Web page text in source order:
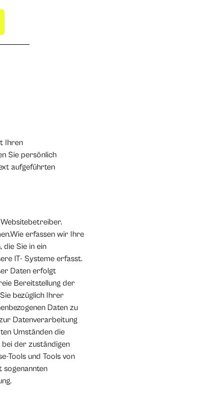
Ihren
Sie persönlich
aufgeführten
erfassen wir Ihre
die Sie in ein
IT- Systeme erfasst.
Daten erfolgt
Bereitstellung der
bezüglich Ihrer
Daten zu
Datenverarbeitung
Umständen die
der zuständigen
Tools und Tools von
sogenannten